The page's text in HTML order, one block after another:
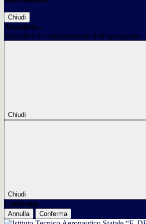
Chiudi
Attendere...
Attendere il completamento dell'operazione...
Chiudi
Chiudi
Conferma
Annulla Conferma